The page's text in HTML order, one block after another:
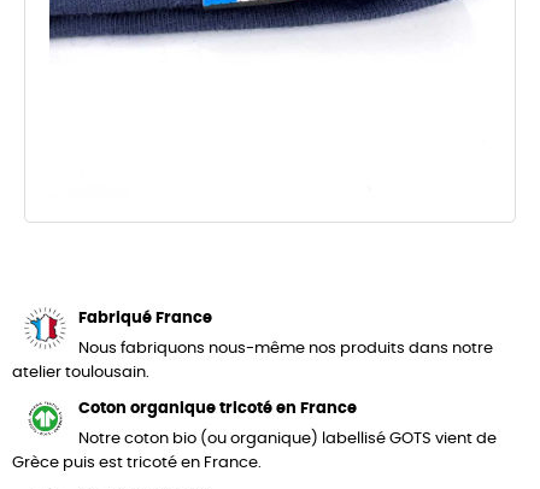
Fabriqué France
Nous fabriquons nous-même nos produits dans notre
atelier toulousain.
Coton organique tricoté en France
Notre coton bio (ou organique) labellisé GOTS vient de
Grèce puis est tricoté en France.